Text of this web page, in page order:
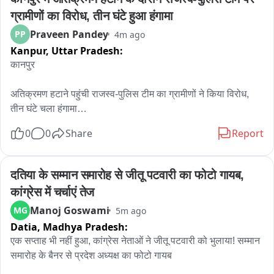
ग्रामीणों का विरोध, तीन घंटे हुआ हंगामा
PP Praveen Pandey 4m ago
Kanpur, Uttar Pradesh:
कानपुर
अतिक्रमण हटाने पहुंची राजस्व-पुलिस टीम का ग्रामीणों ने किया विरोध,
तीन घंटे चला हंगामा
कानपुर। नरवल तहसील क्षेत्र के दीपापुर गांव में ग्राम समाज की जमीन से
सामना करना पड़ा। कार्रवाई के दौरान कुछ महिलाएं और युवतियां हाथों में ईंट
लेकर जेसीबी के सामने खड़ी हो गईं। इस दौरान ग्रामीणों और टीम के बीच
जमकर नोकझोंक और गाली-गलौज हुई। करीब तीन घंटे तक विवाद की
स्थिति बनी रही।
मामला बढ़ने की सूचना पर तहसीलदार शालिनी सिंह और नरवल थाना
प्रभारी अनिल कुमार सिंह पुलिस बल के साथ मौके पर पहुंचे। अधिकारियों
0 0 Share Report
दतिया के सम्मान समारोह से जीतू पटवारी का फोटो गायब,
कांग्रेस में चर्चाएं तेज
MG Manoj Goswami 5m ago
Datia, Madhya Pradesh:
एक सप्ताह भी नहीं हुआ, कांग्रेस नेताओं ने जीतू पटवारी को भुलाया! सम्मान
समारोह के बैनर से प्रदेश अध्यक्ष का फोटो गायब